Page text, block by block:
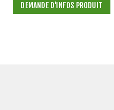
DEMANDE D'INFOS PRODUIT